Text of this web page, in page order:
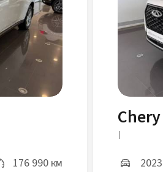
176 990 км
I
2023